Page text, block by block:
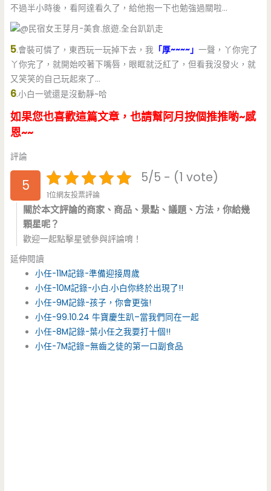
不過半小時後，看阿達看久了，給他抱一下也勉強過關啦…
5.會裝可憐了，東西玩一玩掉下去，我 「厚~~~~」一聲，丫你完了
丫你完了，就開始咬著下嘴唇，眼眶就泛紅了，但看我沒發火，就
又笑笑的自己玩起來了…
6.小白一號還是沒動靜~哈
如果您也喜歡這篇文章，也請幫阿月按個推推喲~感
恩~~
評論
5 5/5 - (1 vote)
1位網友投票評論
關於本文評論的商家、商品、景點、議題、方法，你給幾
顆星呢？
歡迎一起點擊星號參與評論唷！
延伸閱讀
小任-11M記錄-準備迎接周歲
小任-10M記錄-小白.小白你終於出現了!!
小任-9M記錄-孩子，你會更強!
小任-99.10.24 牛寶慶生趴–當我們同在一起
小任-8M記錄-葉小任之我要打十個!!
小任-7M記錄–無齒之徒的第一口副食品